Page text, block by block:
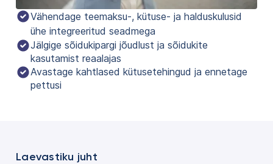
Vähendage teemaksu-, kütuse- ja halduskulusid
ühe integreeritud seadmega
Jälgige sõidukipargi jõudlust ja sõidukite
kasutamist reaalajas
Avastage kahtlased kütusetehingud ja ennetage
pettusi
Laevastiku juht